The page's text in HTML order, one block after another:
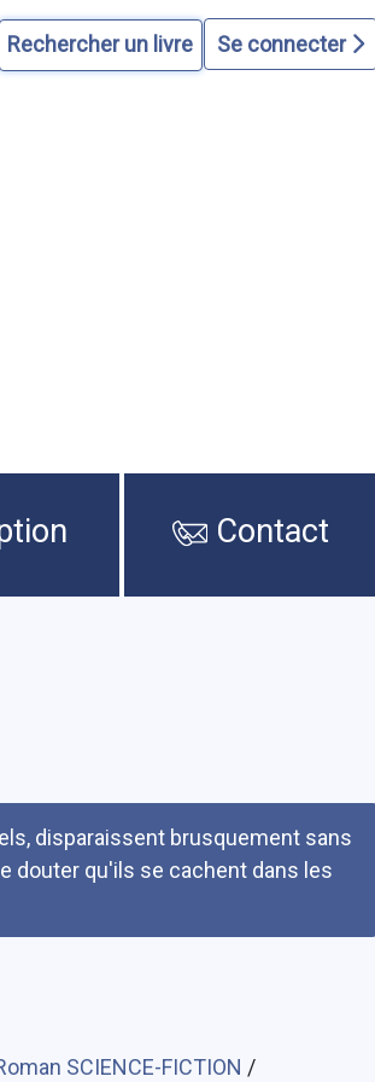
Se connecter
Contact
disparaissent brusquement sans
douter qu'ils se cachent dans les
SCIENCE-FICTION /